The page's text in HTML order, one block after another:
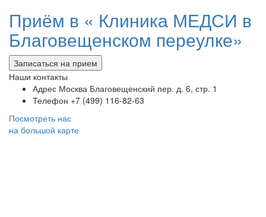
Приём в « Клиника МЕДСИ в
Благовещенском переулке»
Записаться на прием
Наши контакты
Адрес Москва Благовещенский пер. д. 6, стр. 1
Телефон +7 (499) 116-82-63
Посмотреть нас
на большой карте